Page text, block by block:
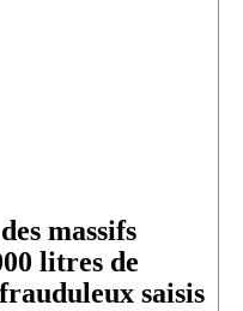
massifs
litres de
saisis